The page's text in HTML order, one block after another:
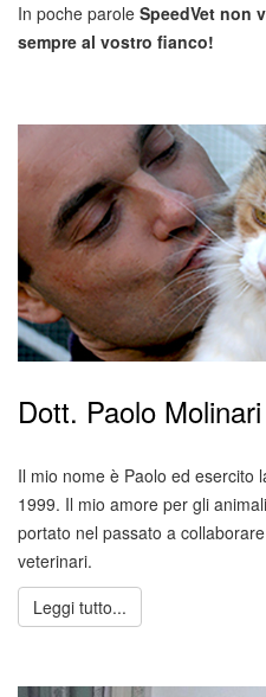
In poche parole SpeedVet non
sempre al vostro fianco!
Dott. Paolo Molinari
Il mio nome è Paolo ed esercito
1999. Il mio amore per gli
portato nel passato a
veterinari.
Leggi tutto...